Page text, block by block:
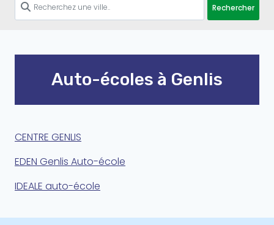
Rechercher
Auto-écoles à Genlis
CENTRE GENLIS
EDEN Genlis Auto-école
IDEALE auto-école